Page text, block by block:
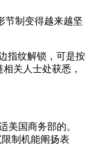
节制变得越来越坚
指纹解锁，可是按
关人士处获悉，
美国商务部的。
制机能阐扬表